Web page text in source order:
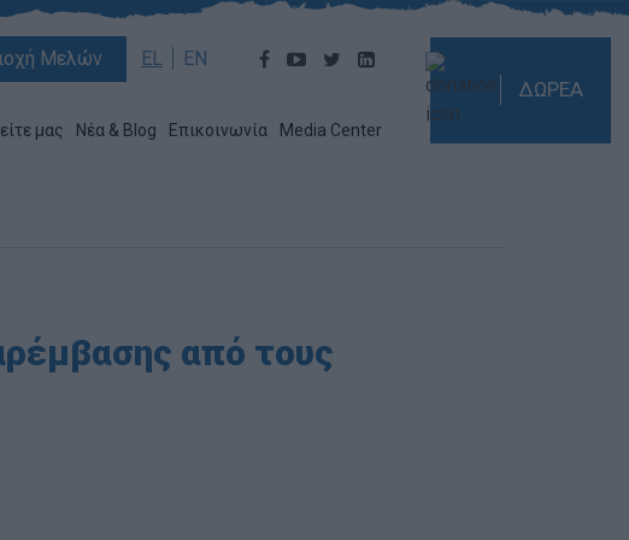
Μελών EL EN
μας Νέα & Blog Επικοινωνία Media Center
ΔΩΡΕΑ
από τους